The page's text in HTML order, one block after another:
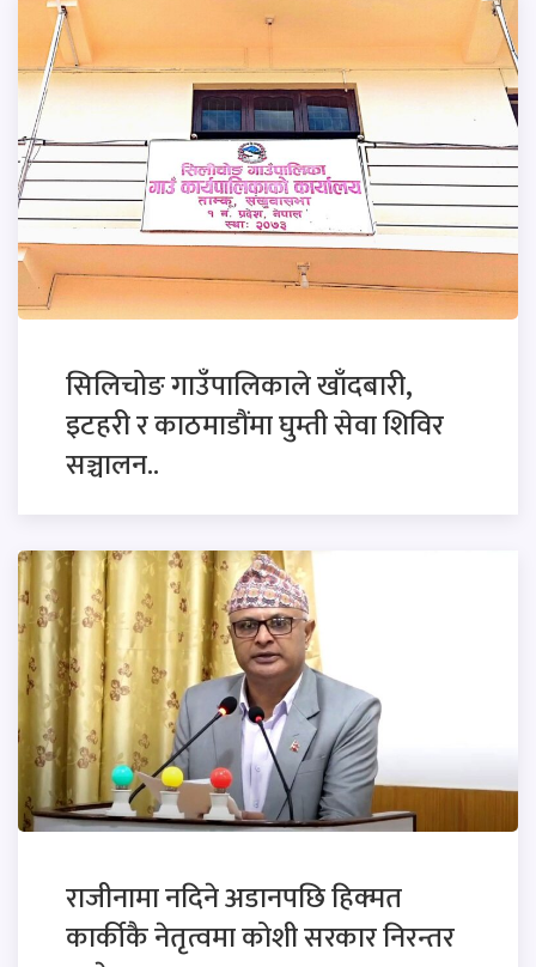
सिलिचोङ गाउँपालिकाले खाँदबारी,
इटहरी र काठमाडौंमा घुम्ती सेवा शिविर
सञ्चालन..
राजीनामा नदिने अडानपछि हिक्मत
कार्कीकै नेतृत्वमा कोशी सरकार निरन्तर